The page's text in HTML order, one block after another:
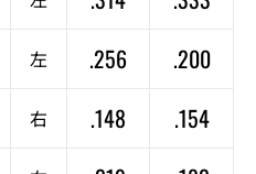
左 .256 .200
右 .148 .154